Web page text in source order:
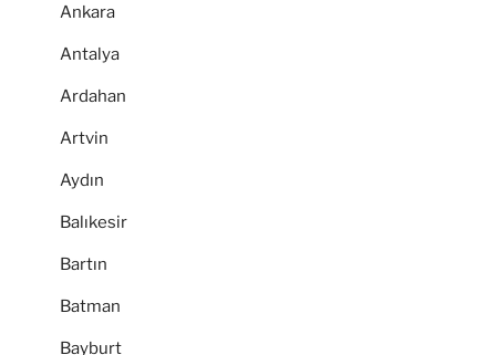
Ankara
Antalya
Ardahan
Artvin
Aydın
Balıkesir
Bartın
Batman
Bayburt